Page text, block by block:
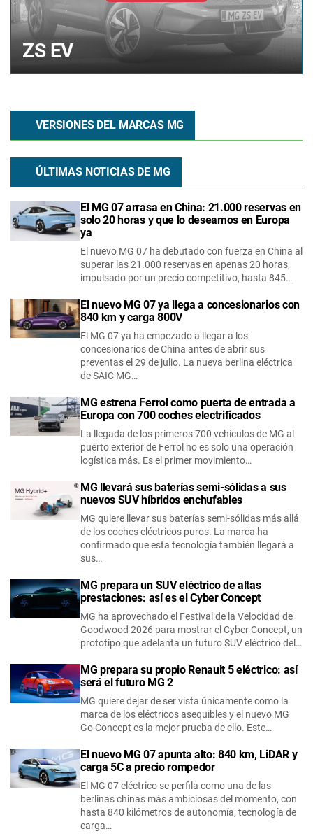
ZS EV
VERSIONES DEL MARCAS MG
ÚLTIMAS NOTICIAS DE MG
El MG 07 arrasa en China: 21.000 reservas en
solo 20 horas y que lo deseamos en Europa
ya
El nuevo MG 07 ha debutado con fuerza en China al
superar las 21.000 reservas en apenas 20 horas,
impulsado por un precio competitivo, hasta 845…
El nuevo MG 07 ya llega a concesionarios con
840 km y carga 800V
El MG 07 ya ha empezado a llegar a los
concesionarios de China antes de abrir sus
preventas el 29 de julio. La nueva berlina eléctrica
de SAIC MG…
MG estrena Ferrol como puerta de entrada a
Europa con 700 coches electrificados
La llegada de los primeros 700 vehículos de MG al
puerto exterior de Ferrol no es solo una operación
logística más. Es el primer movimiento…
MG llevará sus baterías semi-sólidas a sus
nuevos SUV híbridos enchufables
MG quiere llevar sus baterías semi-sólidas más allá
de los coches eléctricos puros. La marca ha
confirmado que esta tecnología también llegará a
sus…
MG prepara un SUV eléctrico de altas
prestaciones: así es el Cyber Concept
MG ha aprovechado el Festival de la Velocidad de
Goodwood 2026 para mostrar el Cyber Concept, un
prototipo que adelanta un futuro SUV eléctrico del…
MG prepara su propio Renault 5 eléctrico: así
será el futuro MG 2
MG quiere dejar de ser vista únicamente como la
marca de los eléctricos asequibles y el nuevo MG
Go Concept es la mejor prueba de ello. Este…
El nuevo MG 07 apunta alto: 840 km, LiDAR y
carga 5C a precio rompedor
El MG 07 eléctrico se perfila como una de las
berlinas chinas más ambiciosas del momento, con
hasta 840 kilómetros de autonomía, tecnología de
carga…